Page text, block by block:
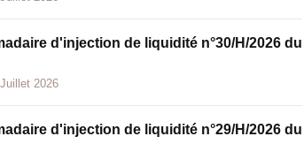
d'injection de liquidité n°30/H/2026 du
2026
d'injection de liquidité n°29/H/2026 du